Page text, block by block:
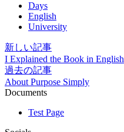
Days
English
University
新しい記事
I Explained the Book in English
過去の記事
About Purpose Simply
Documents
Test Page